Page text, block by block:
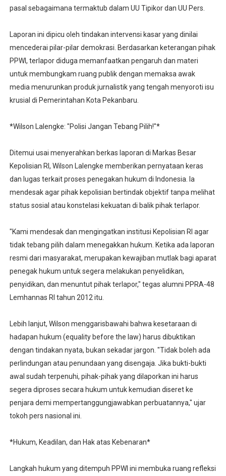
pasal sebagaimana termaktub dalam UU Tipikor dan UU Pers.
Laporan ini dipicu oleh tindakan intervensi kasar yang dinilai
mencederai pilar-pilar demokrasi. Berdasarkan keterangan pihak
PPWI, terlapor diduga memanfaatkan pengaruh dan materi
untuk membungkam ruang publik dengan memaksa awak
media menurunkan produk jurnalistik yang tengah menyoroti isu
krusial di Pemerintahan Kota Pekanbaru.
*Wilson Lalengke: "Polisi Jangan Tebang Pilih!"*
Ditemui usai menyerahkan berkas laporan di Markas Besar
Kepolisian RI, Wilson Lalengke memberikan pernyataan keras
dan lugas terkait proses penegakan hukum di Indonesia. Ia
mendesak agar pihak kepolisian bertindak objektif tanpa melihat
status sosial atau konstelasi kekuatan di balik pihak terlapor.
"Kami mendesak dan mengingatkan institusi Kepolisian RI agar
tidak tebang pilih dalam menegakkan hukum. Ketika ada laporan
resmi dari masyarakat, merupakan kewajiban mutlak bagi aparat
penegak hukum untuk segera melakukan penyelidikan,
penyidikan, dan menuntut pihak terlapor," tegas alumni PPRA-48
Lemhannas RI tahun 2012 itu.
Lebih lanjut, Wilson menggarisbawahi bahwa kesetaraan di
hadapan hukum (equality before the law) harus dibuktikan
dengan tindakan nyata, bukan sekadar jargon. "Tidak boleh ada
perlindungan atau penundaan yang disengaja. Jika bukti-bukti
awal sudah terpenuhi, pihak-pihak yang dilaporkan ini harus
segera diproses secara hukum untuk kemudian diseret ke
penjara demi mempertanggungjawabkan perbuatannya," ujar
tokoh pers nasional ini.
*Hukum, Keadilan, dan Hak atas Kebenaran*
Langkah hukum yang ditempuh PPWI ini membuka ruang refleksi